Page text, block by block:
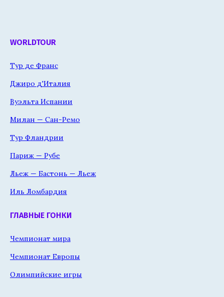
WORLDTOUR
Тур де Франс
Джиро д'Италия
Вуэльта Испании
Милан — Сан-Ремо
Тур Фландрии
Париж — Рубе
Льеж — Бастонь — Льеж
Иль Ломбардия
ГЛАВНЫЕ ГОНКИ
Чемпионат мира
Чемпионат Европы
Олимпийские игры